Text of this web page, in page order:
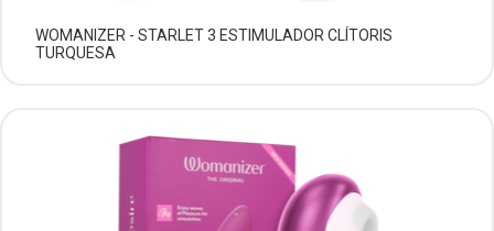
WOMANIZER - STARLET 3 ESTIMULADOR CLÍTORIS
TURQUESA